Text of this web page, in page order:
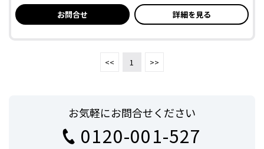
お問合せ 詳細を見る
<< 1 >>
お気軽にお問合せください
0120-001-527